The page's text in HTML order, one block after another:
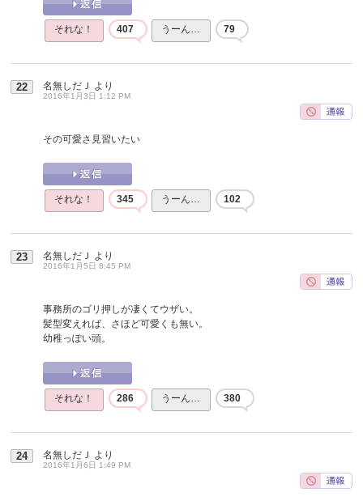
それな！ 407 うーん… 79
22 名無しだＪ より
2016年1月3日 1:12 PM
その可愛さ見習いたい
それな！ 345 うーん… 102
23 名無しだＪ より
2016年1月5日 8:45 PM
事務所のゴリ押しが凄くてウザい。
髪型変えれば、さほど可愛くも無い。
幼稚っぽい頭。
それな！ 286 うーん… 380
24 名無しだＪ より
2016年1月6日 1:49 PM